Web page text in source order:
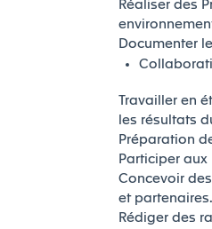
Réaliser des
Documenter
Travailler en
les résultats
Préparation
Participer
Concevoir
et partenaires.
Rédiger des